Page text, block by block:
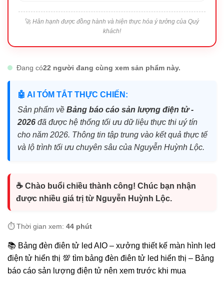
🚀 Hân hạnh được đồng hành và hiện thực hóa ý tưởng của Quý
khách!
Đang có22 người đang cùng xem sản phẩm này.
🤖 AI TÓM TẮT THỰC CHIẾN:
Sản phẩm về Bảng báo cáo sản lượng điện tử -
2026 đã được hệ thống tối ưu dữ liệu thực thi uý tín
cho năm 2026. Thông tin tập trung vào kết quả thực tế
và lộ trình tối ưu chuyên sâu của Nguyễn Huỳnh Lộc.
☕ Chào buổi chiều thành công! Chúc bạn nhận
được nhiều giá trị từ Nguyễn Huỳnh Lộc.
⏱️ Thời gian xem: 44 phút
📚 Bảng đèn điên tử led AIO – xưởng thiết kế màn hình led
điện tử hiển thị 💯 tìm bảng đèn điên tử led hiển thị – Bảng
báo cáo sản lượng điện tử nên xem trước khi mua